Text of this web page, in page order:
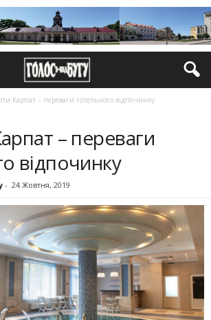
Карпат – переваги готельного відпочинку
– переваги
відпочинку
- 24 Жовтня, 2019